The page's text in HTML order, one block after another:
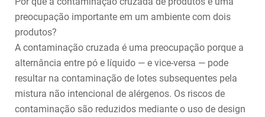
preocupação importante em um ambiente com dois
produtos?
A contaminação cruzada é uma preocupação porque a
alternância entre pó e líquido — e vice-versa — pode
resultar na contaminação de lotes subsequentes pela
mistura não intencional de alérgenos. Os riscos de
contaminação são reduzidos mediante o uso de design